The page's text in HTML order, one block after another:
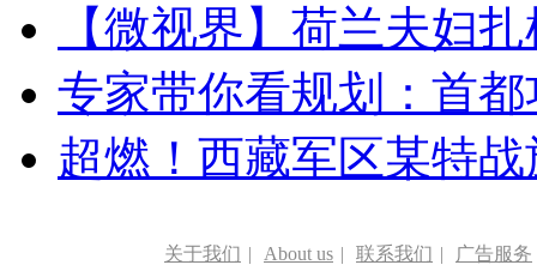
【微视界】荷兰夫妇
专家带你看规划：首
超燃！西藏军区某特
关于我们 | About us | 联系我们 | 广告服务